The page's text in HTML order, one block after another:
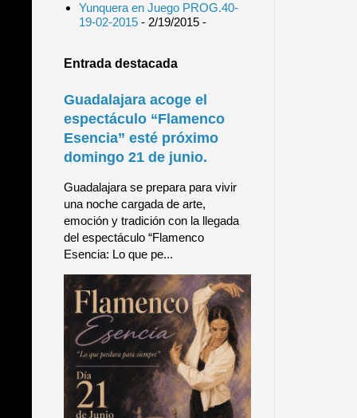
Yunquera en Juego PROG.40-
19-02-2015- 2/19/2015-
Entrada destacada
Guadalajara acoge el
espectáculo “Flamenco
Esencia” esté próximo
domingo 21 de junio.
Guadalajara se prepara para vivir
una noche cargada de arte,
emoción y tradición con la llegada
del espectáculo “Flamenco
Esencia: Lo que pe...